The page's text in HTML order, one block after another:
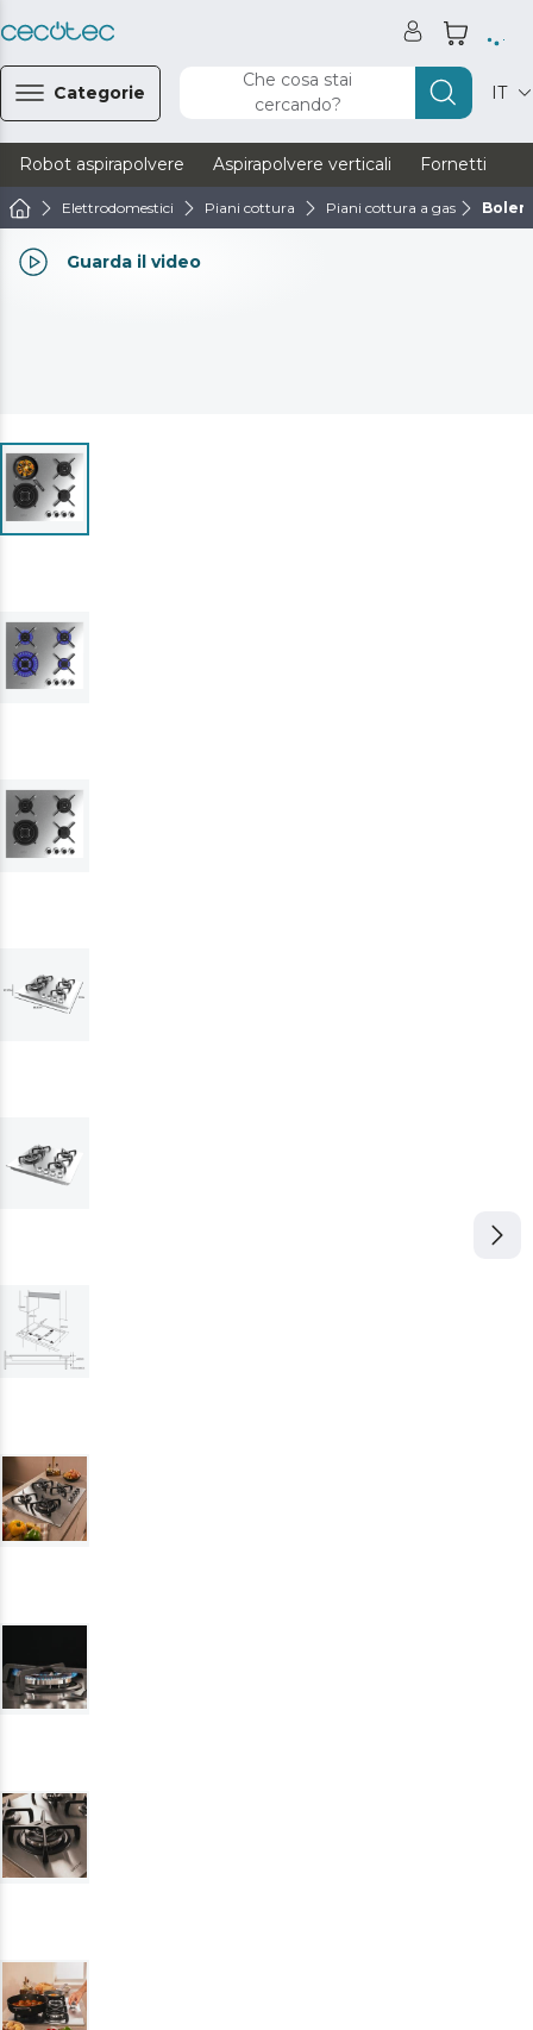
Categorie
Che cosa stai
cercando?
IT
Robot aspirapolvere Aspirapolvere verticali Fornetti
Elettrodomestici Piani cottura Piani cottura a gas
Guarda il video